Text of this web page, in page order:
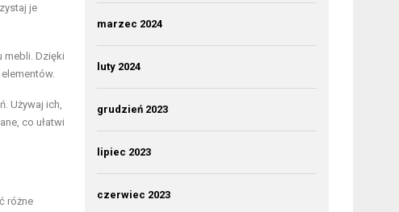
je
mebli. Dzięki
Używaj ich,
co ułatwi
różne
marzec 2024
luty 2024
grudzień 2023
lipiec 2023
czerwiec 2023